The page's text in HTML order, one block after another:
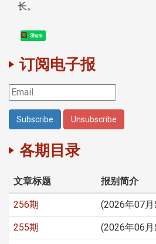
长。
Share
订阅电子报
各期目录
文章标题 报别简介
256期 (2026年07
255期 (2026年06